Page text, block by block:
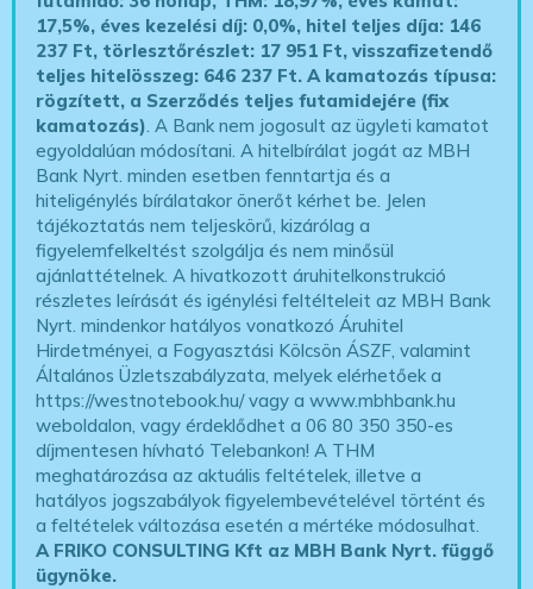
17,5%, éves kezelési díj: 0,0%, hitel teljes díja: 146
237 Ft, törlesztőrészlet: 17 951 Ft, visszafizetendő
teljes hitelösszeg: 646 237 Ft.A kamatozás típusa:
rögzített, a Szerződés teljes futamidejére (fix
kamatozás). A Bank nem jogosult az ügyleti kamatot
egyoldalúan módosítani. A hitelbírálat jogát az MBH
Bank Nyrt. minden esetben fenntartja és a
hiteligénylés bírálatakor önerőt kérhet be. Jelen
tájékoztatás nem teljeskörű, kizárólag a
figyelemfelkeltést szolgálja és nem minősül
ajánlattételnek. A hivatkozott áruhitelkonstrukció
részletes leírását és igénylési feltélteleit az MBH Bank
Nyrt. mindenkor hatályos vonatkozó Áruhitel
Hirdetményei, a Fogyasztási Kölcsön ÁSZF, valamint
Általános Üzletszabályzata, melyek elérhetőek a
https://westnotebook.hu/vagy a www.mbhbank.hu
weboldalon, vagy érdeklődhet a 06 80 350 350-es
díjmentesen hívható Telebankon! A THM
meghatározása az aktuális feltételek, illetve a
hatályos jogszabályok figyelembevételével történt és
a feltételek változása esetén a mértéke módosulhat.
A FRIKO CONSULTING Kft az MBH Bank Nyrt. függő
ügynöke.